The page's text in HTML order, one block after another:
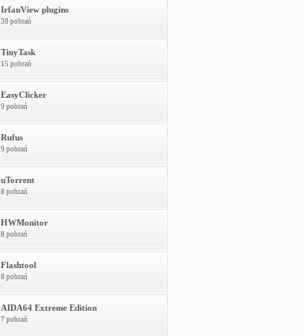
IrfanView plugins
38 pobrań
TinyTask
15 pobrań
EasyClicker
9 pobrań
Rufus
9 pobrań
uTorrent
8 pobrań
HWMonitor
8 pobrań
Flashtool
8 pobrań
AIDA64 Extreme Edition
7 pobrań